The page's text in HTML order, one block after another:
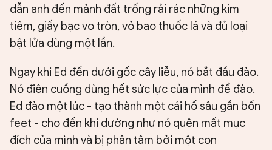
dẫn anh đến mảnh đất trống rải rác những kim
tiêm, giấy bạc vo tròn, vỏ bao thuốc lá và đủ loại
bật lửa dùng một lần.
Ngay khi Ed đến dưới gốc cây liễu, nó bắt đầu đào.
Nó điên cuồng dùng hết sức lực của mình để đào.
Ed đào một lúc - tạo thành một cái hố sâu gần bốn
feet - cho đến khi dường như nó quên mất mục
đích của mình và bị phân tâm bởi một con